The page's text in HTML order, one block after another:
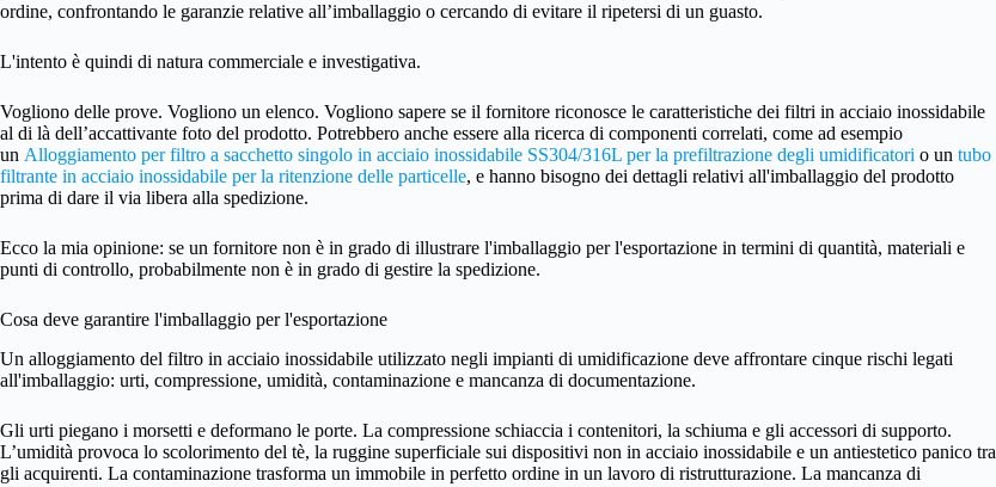
ordine, confrontando le garanzie relative all’imballaggio o cercando di evitare il ripetersi di un guasto.
L'intento è quindi di natura commerciale e investigativa.
Vogliono delle prove. Vogliono un elenco. Vogliono sapere se il fornitore riconosce le caratteristiche dei filtri in acciaio inossidabile
al di là dell’accattivante foto del prodotto. Potrebbero anche essere alla ricerca di componenti correlati, come ad esempio
un Alloggiamento per filtro a sacchetto singolo in acciaio inossidabile SS304/316L per la prefiltrazione degli umidificatori o un tubo
filtrante in acciaio inossidabile per la ritenzione delle particelle, e hanno bisogno dei dettagli relativi all'imballaggio del prodotto
prima di dare il via libera alla spedizione.
Ecco la mia opinione: se un fornitore non è in grado di illustrare l'imballaggio per l'esportazione in termini di quantità, materiali e
punti di controllo, probabilmente non è in grado di gestire la spedizione.
Cosa deve garantire l'imballaggio per l'esportazione
Un alloggiamento del filtro in acciaio inossidabile utilizzato negli impianti di umidificazione deve affrontare cinque rischi legati
all'imballaggio: urti, compressione, umidità, contaminazione e mancanza di documentazione.
Gli urti piegano i morsetti e deformano le porte. La compressione schiaccia i contenitori, la schiuma e gli accessori di supporto.
L’umidità provoca lo scolorimento del tè, la ruggine superficiale sui dispositivi non in acciaio inossidabile e un antiestetico panico tra
gli acquirenti. La contaminazione trasforma un immobile in perfetto ordine in un lavoro di ristrutturazione. La mancanza di